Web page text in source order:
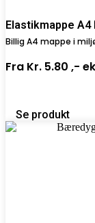
Elastikmappe A4
Billig A4 mappe i
Fra Kr. 5.80 ,-
Se produkt